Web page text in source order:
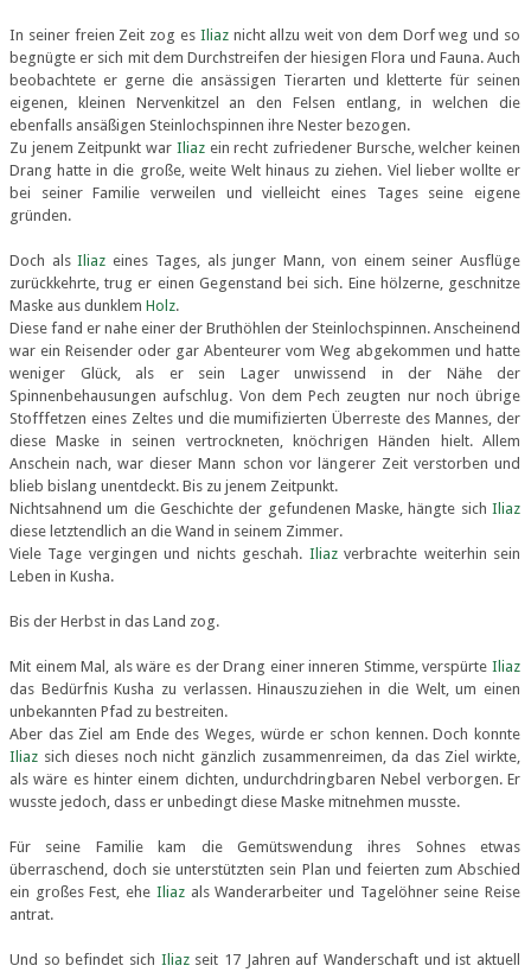
In seiner freien Zeit zog es Iliaznicht allzu weit von dem Dorf weg und so
begnügte er sich mit dem Durchstreifen der hiesigen Flora und Fauna. Auch
beobachtete er gerne die ansässigen Tierarten und kletterte für seinen
eigenen, kleinen Nervenkitzel an den Felsen entlang, in welchen die
ebenfalls ansäßigen Steinlochspinnen ihre Nester bezogen.
Zu jenem Zeitpunkt war Iliazein recht zufriedener Bursche, welcher keinen
Drang hatte in die große, weite Welt hinaus zu ziehen. Viel lieber wollte er
bei seiner Familie verweilen und vielleicht eines Tages seine eigene
gründen.
Doch alsIliaz eines Tages, als junger Mann, von einem seiner Ausflüge
zurückkehrte, trug er einen Gegenstand bei sich. Eine hölzerne, geschnitze
Maske aus dunklem Holz.
Diese fand er nahe einer der Bruthöhlen der Steinlochspinnen. Anscheinend
war ein Reisender oder gar Abenteurer vom Weg abgekommen und hatte
weniger Glück, als er sein Lager unwissend in der Nähe der
Spinnenbehausungen aufschlug. Von dem Pech zeugten nur noch übrige
Stofffetzen eines Zeltes und die mumifizierten Überreste des Mannes, der
diese Maske in seinen vertrockneten, knöchrigen Händen hielt. Allem
Anschein nach, war dieser Mann schon vor längerer Zeit verstorben und
blieb bislang unentdeckt. Bis zu jenem Zeitpunkt.
Nichtsahnend um die Geschichte der gefundenen Maske, hängte sich Iliaz
diese letztendlich an die Wand in seinem Zimmer.
Viele Tage vergingen und nichts geschah. Iliazverbrachte weiterhin sein
Leben in Kusha.
Bis der Herbst in das Land zog.
Mit einem Mal, als wäre es der Drang einer inneren Stimme, verspürte Iliaz
das Bedürfnis Kusha zu verlassen. Hinauszuziehen in die Welt, um einen
unbekannten Pfad zu bestreiten.
Aber das Ziel am Ende des Weges, würde er schon kennen. Doch konnte
Iliaz sich dieses noch nicht gänzlich zusammenreimen, da das Ziel wirkte,
als wäre es hinter einem dichten, undurchdringbaren Nebel verborgen. Er
wusste jedoch, dass er unbedingt diese Maske mitnehmen musste.
Für seine Familie kam die Gemütswendung ihres Sohnes etwas
überraschend, doch sie unterstützten sein Plan und feierten zum Abschied
ein großes Fest, ehe Iliazals Wanderarbeiter und Tagelöhner seine Reise
antrat.
Und so befindet sich Iliazseit 17 Jahren auf Wanderschaft und ist aktuell